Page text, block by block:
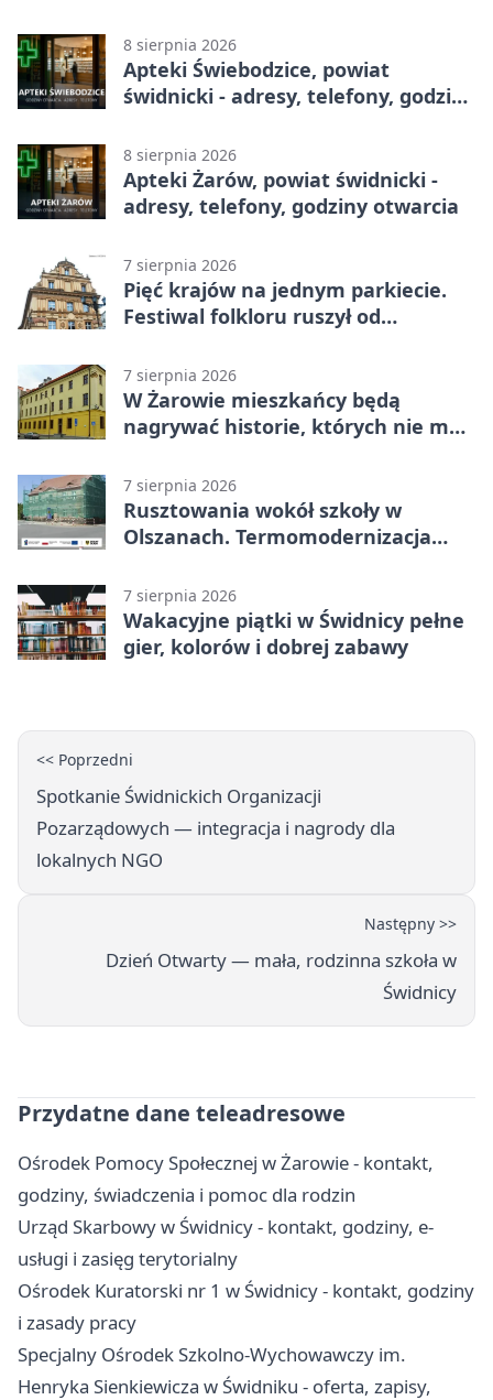
8 sierpnia 2026
Apteki Świebodzice, powiat
świdnicki - adresy, telefony, godziny
8 sierpnia 2026
Apteki Żarów, powiat świdnicki -
adresy, telefony, godziny otwarcia
7 sierpnia 2026
Pięć krajów na jednym parkiecie.
Festiwal folkloru ruszył od
7 sierpnia 2026
W Żarowie mieszkańcy będą
nagrywać historie, których nie ma
7 sierpnia 2026
Rusztowania wokół szkoły w
Olszanach. Termomodernizacja
7 sierpnia 2026
Wakacyjne piątki w Świdnicy pełne
gier, kolorów i dobrej zabawy
<< Poprzedni
Spotkanie Świdnickich Organizacji
Pozarządowych — integracja i nagrody dla
lokalnych NGO
Następny >>
Dzień Otwarty — mała, rodzinna szkoła w
Świdnicy
Przydatne dane teleadresowe
Ośrodek Pomocy Społecznej w Żarowie - kontakt,
godziny, świadczenia i pomoc dla rodzin
Urząd Skarbowy w Świdnicy - kontakt, godziny, e-
usługi i zasięg terytorialny
Ośrodek Kuratorski nr 1 w Świdnicy - kontakt, godziny
i zasady pracy
Specjalny Ośrodek Szkolno-Wychowawczy im.
Henryka Sienkiewicza w Świdniku - oferta, zapisy,